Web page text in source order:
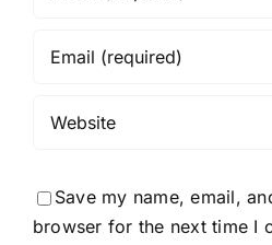
Save my name, email,
browser for the next time I